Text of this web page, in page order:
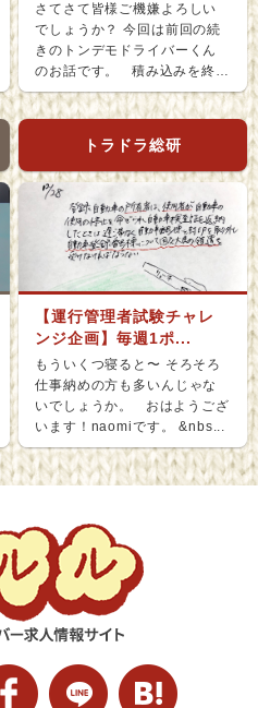
さてさて皆様ご機嫌よろしい
でしょうか？ 今回は前回の続
きのトンデモドライバーくん
のお話です。 積み込みを終
え、ホッと...
トラドラ総研
【運行管理者試験チャレ
ンジ企画】毎週1ポ...
もういくつ寝ると〜 そろそろ
仕事納めの方も多いんじゃな
いでしょうか。 おはようござ
います！naomiです。 &nbs...